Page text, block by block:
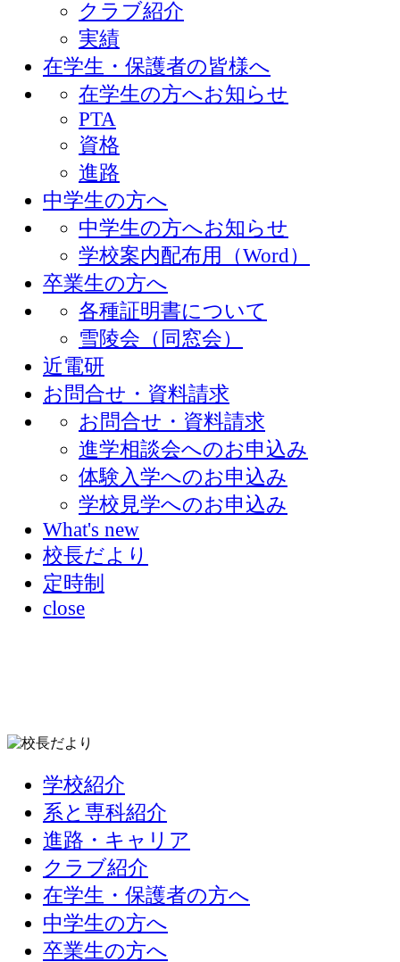
クラブ紹介
実績
在学生・保護者の皆様へ
在学生の方へお知らせ
PTA
資格
進路
中学生の方へ
中学生の方へお知らせ
学校案内配布用（Word）
卒業生の方へ
各種証明書について
雪陵会（同窓会）
近電研
お問合せ・資料請求
お問合せ・資料請求
進学相談会へのお申込み
体験入学へのお申込み
学校見学へのお申込み
What's new
校長だより
定時制
close
学校紹介
系と専科紹介
進路・キャリア
クラブ紹介
在学生・保護者の方へ
中学生の方へ
卒業生の方へ